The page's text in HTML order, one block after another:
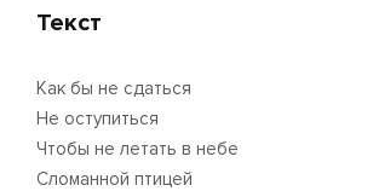
Текст
Как бы не сдаться
Не оступиться
Чтобы не летать в небе
Сломанной птицей